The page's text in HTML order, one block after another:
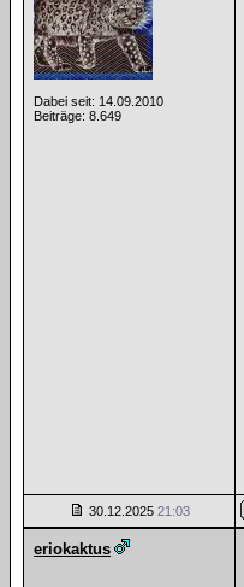
Dabei seit: 14.09.2010
Beiträge: 8.649
30.12.2025 21:03
eriokaktus